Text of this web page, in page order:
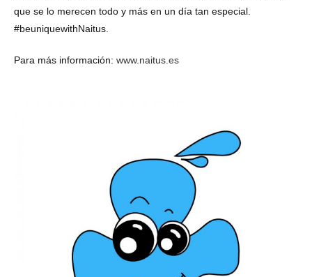
que se lo merecen todo y más en un día tan especial.
#beuniquewithNaitus.
Para más información: www.naitus.es